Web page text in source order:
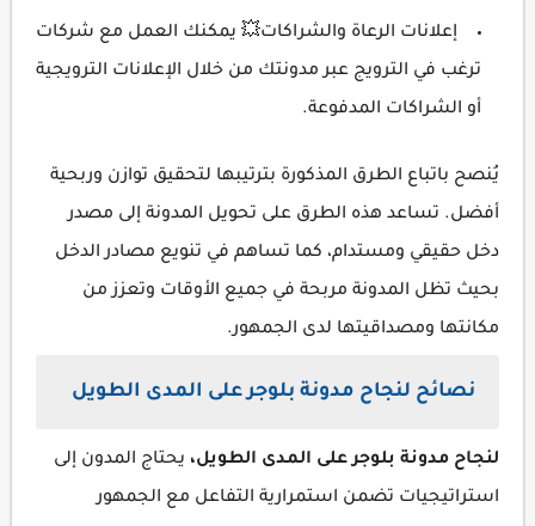
إعلانات الرعاة والشراكات💥 يمكنك العمل مع شركات
ترغب في الترويج عبر مدونتك من خلال الإعلانات الترويجية
أو الشراكات المدفوعة.
يُنصح باتباع الطرق المذكورة بترتيبها لتحقيق توازن وربحية
أفضل. تساعد هذه الطرق على تحويل المدونة إلى مصدر
دخل حقيقي ومستدام، كما تساهم في تنويع مصادر الدخل
بحيث تظل المدونة مربحة في جميع الأوقات وتعزز من
مكانتها ومصداقيتها لدى الجمهور.
نصائح لنجاح مدونة بلوجر على المدى الطويل
لنجاح مدونة بلوجر على المدى الطويل، يحتاج المدون إلى
استراتيجيات تضمن استمرارية التفاعل مع الجمهور